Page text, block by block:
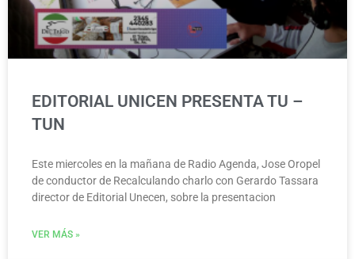
EDITORIAL UNICEN PRESENTA TU –
TUN
Este miercoles en la mañana de Radio Agenda, Jose Oropel
de conductor de Recalculando charlo con Gerardo Tassara
director de Editorial Unecen, sobre la presentacion
VER MÁS »